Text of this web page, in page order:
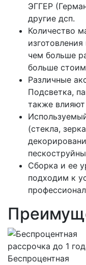
ЭГГЕР
другие дсп.
Количество
чем больше
больше
Различные
Подсветка,
также
(стекла,
Сборка и ее
подходим к
Беспроцентная